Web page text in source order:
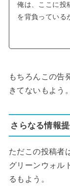
俺は、ここに投
を背負っている
もちろんこの告
きてないもよう。
さらなる情報
ただこの投稿者
グリーンウォル
るもよう。